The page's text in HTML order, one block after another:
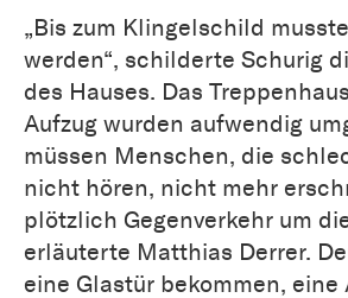
„Bis zum Klingelschild
werden“, schilderte Schurig
des Hauses. Das
Aufzug wurden aufwendig
müssen Menschen, die
nicht hören, nicht mehr
plötzlich Gegenverkehr um
erläuterte Matthias Derrer.
eine Glastür bekommen, eine